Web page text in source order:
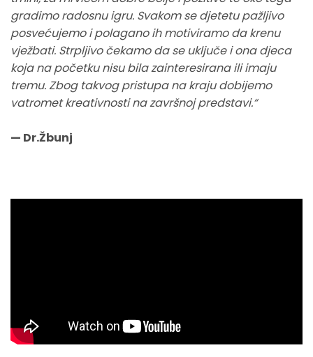
gradimo radosnu igru. Svakom se djetetu pažljivo
posvećujemo i polagano ih motiviramo da krenu
vježbati. Strpljivo čekamo da se uključe i ona djeca
koja na početku nisu bila zainteresirana ili imaju
tremu. Zbog takvog pristupa na kraju dobijemo
vatromet kreativnosti na završnoj predstavi.“
— Dr.Žbunj